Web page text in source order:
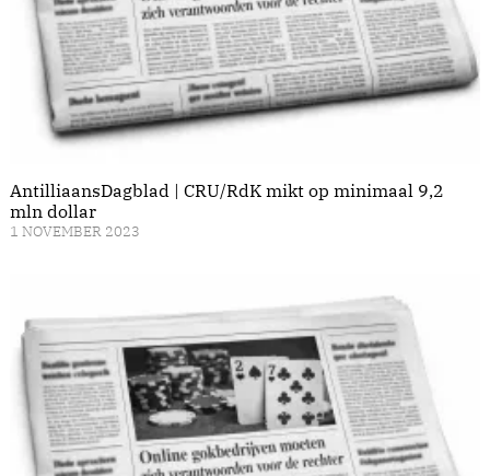
AntilliaansDagblad | CRU/RdK mikt op minimaal 9,2
mln dollar
1 NOVEMBER 2023